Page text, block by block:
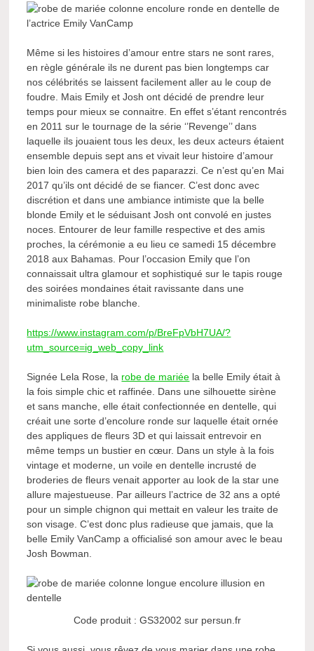
Même si les histoires d’amour entre stars ne sont rares,
en règle générale ils ne durent pas bien longtemps car
nos célébrités se laissent facilement aller au le coup de
foudre. Mais Emily et Josh ont décidé de prendre leur
temps pour mieux se connaitre. En effet s’étant rencontrés
en 2011 sur le tournage de la série ‘’Revenge’’ dans
laquelle ils jouaient tous les deux, les deux acteurs étaient
ensemble depuis sept ans et vivait leur histoire d’amour
bien loin des camera et des paparazzi. Ce n’est qu’en Mai
2017 qu’ils ont décidé de se fiancer. C’est donc avec
discrétion et dans une ambiance intimiste que la belle
blonde Emily et le séduisant Josh ont convolé en justes
noces. Entourer de leur famille respective et des amis
proches, la cérémonie a eu lieu ce samedi 15 décembre
2018 aux Bahamas. Pour l’occasion Emily que l’on
connaissait ultra glamour et sophistiqué sur le tapis rouge
des soirées mondaines était ravissante dans une
minimaliste robe blanche.
https://www.instagram.com/p/BreFpVbH7UA/?
utm_source=ig_web_copy_link
Signée Lela Rose, la robe de mariée la belle Emily était à
la fois simple chic et raffinée. Dans une silhouette sirène
et sans manche, elle était confectionnée en dentelle, qui
créait une sorte d’encolure ronde sur laquelle était ornée
des appliques de fleurs 3D et qui laissait entrevoir en
même temps un bustier en cœur. Dans un style à la fois
vintage et moderne, un voile en dentelle incrusté de
broderies de fleurs venait apporter au look de la star une
allure majestueuse. Par ailleurs l’actrice de 32 ans a opté
pour un simple chignon qui mettait en valeur les traite de
son visage. C’est donc plus radieuse que jamais, que la
belle Emily VanCamp a officialisé son amour avec le beau
Josh Bowman.
Code produit : GS32002 sur persun.fr